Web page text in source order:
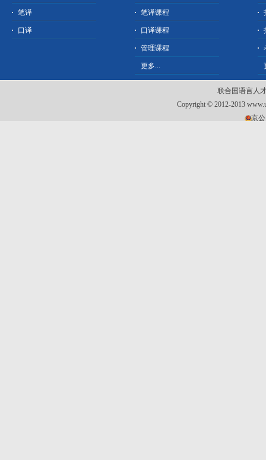
笔译
口译
笔译课程
口译课程
管理课程
更多...
联合国语言人
Copyright © 2012-2013
京